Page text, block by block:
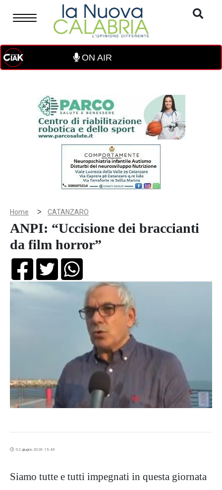
ON AIR
Home > CATANZARO
ANPI: “Uccisione dei braccianti
da film horror”
02 giugno 2026 15:45
Siamo tutte e tutti impegnati in questa giornata